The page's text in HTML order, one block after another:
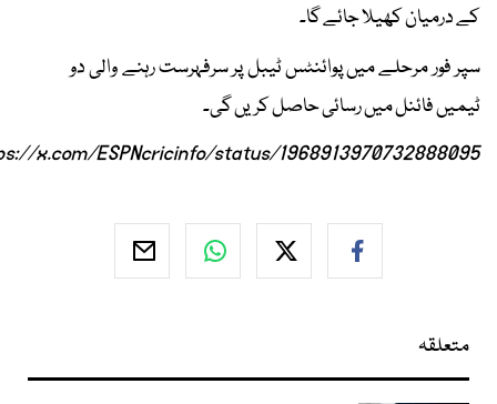
کے درمیان کھیلا جائے گا۔
سپر فور مرحلے میں پوائنٹس ٹیبل پر سرفہرست رہنے والی دو
ٹیمیں فائنل میں رسائی حاصل کریں گی۔
x.com/ESPNcricinfo/status/1968913970732888095
متعلقہ